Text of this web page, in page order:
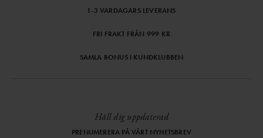
1-3 VARDAGARS LEVERANS
FRI FRAKT FRÅN 999 KR
SAMLA BONUS I KUNDKLUBBEN
Håll dig uppdaterad
PRENUMERERA PÅ VÅRT NYHETSBREV